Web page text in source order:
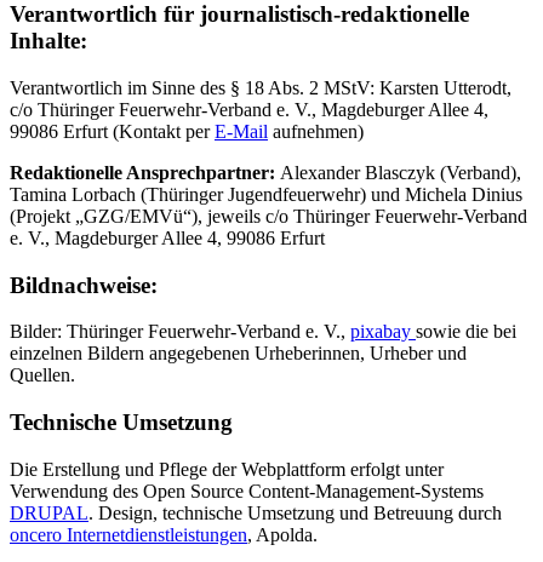
Verantwortlich für journalistisch-redaktionelle
Inhalte:
Verantwortlich im Sinne des § 18 Abs. 2 MStV: Karsten Utterodt,
c/o Thüringer Feuerwehr-Verband e. V., Magdeburger Allee 4,
99086 Erfurt (Kontakt perE-Mail aufnehmen)
Redaktionelle Ansprechpartner: Alexander Blasczyk (Verband),
Tamina Lorbach (Thüringer Jugendfeuerwehr) und Michela Dinius
(Projekt „GZG/EMVü“), jeweils c/o Thüringer Feuerwehr-Verband
e. V., Magdeburger Allee 4, 99086 Erfurt
Bildnachweise:
Bilder: Thüringer Feuerwehr-Verband e. V., pixabay sowie die bei
einzelnen Bildern angegebenen Urheberinnen, Urheber und
Quellen.
Technische Umsetzung
Die Erstellung und Pflege der Webplattform erfolgt unter
Verwendung des Open Source Content-Management-Systems
DRUPAL. Design, technische Umsetzung und Betreuung durch
oncero Internetdienstleistungen, Apolda.